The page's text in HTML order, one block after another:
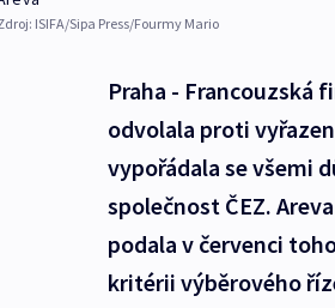
ISIFA/Sipa Press/Fourmy Mario
Praha - Francouzská
odvolala proti
vypořádala se všemi
společnost ČEZ.
podala v červenci
kritérii výběrového